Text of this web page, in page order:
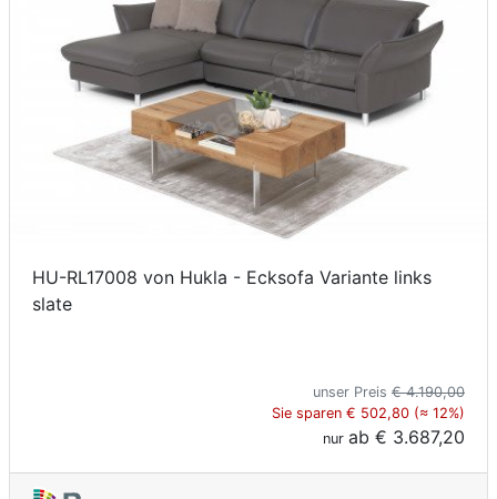
HU-RL17008 von Hukla - Ecksofa Variante links
slate
unser Preis € 4.190,00
Sie sparen € 502,80 (≈ 12%)
nur ab € 3.687,20